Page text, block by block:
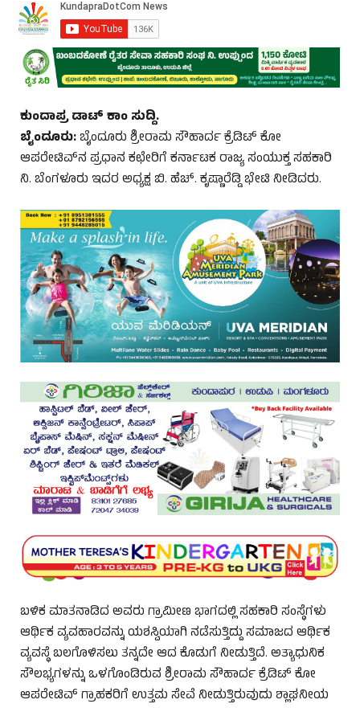
ಕುಂದಾಪ್ರ ಡಾಟ್ ಕಾಂ ಸುದ್ದಿ.
ಬೈಂದೂರು:ಬೈಂದೂರು ಶ್ರೀರಾಮ ಸೌಹಾರ್ದ ಕ್ರೆಡಿಟ್ ಕೋ
ಆಪರೇಟಿವ್‌ನ ಪ್ರಧಾನ ಕಛೇರಿಗೆ ಕರ್ನಾಟಕ ರಾಜ್ಯ ಸಂಯುಕ್ತ ಸಹಕಾರಿ
ನಿ. ಬೆಂಗಳೂರು ಇದರ ಅಧ್ಯಕ್ಷ ಬಿ. ಹೆಚ್. ಕೃಷ್ಣಾರೆಡ್ಡಿ ಭೇಟಿ ನೀಡಿದರು.
ಬಳಿಕ ಮಾತನಾಡಿದ ಅವರು ಗ್ರಾಮೀಣ ಭಾಗದಲ್ಲಿ ಸಹಕಾರಿ ಸಂಸ್ಥೆಗಳು
ಆರ್ಥಿಕ ವ್ಯವಹಾರವನ್ನು ಯಶಸ್ವಿಯಾಗಿ ನಡೆಸುತ್ತಿದ್ದು ಸಮಾಜದ ಆರ್ಥಿಕ
ವ್ಯವಸ್ಥೆ ಬಲಗೊಳಿಸಲು ತನ್ನದೇ ಆದ ಕೊಡುಗೆ ನೀಡುತ್ತಿದೆ. ಅತ್ಯಾಧುನಿಕ
ಸೌಲಭ್ಯಗಳನ್ನು ಒಳಗೊಂಡಿರುವ ಶ್ರೀರಾಮ ಸೌಹಾರ್ದ ಕ್ರೆಡಿಟ್ ಕೋ
ಆಪರೇಟಿವ್ ಗ್ರಾಹಕರಿಗೆ ಉತ್ತಮ ಸೇವೆ ನೀಡುತ್ತಿರುವುದು ಶ್ಲಾಘನೀಯ